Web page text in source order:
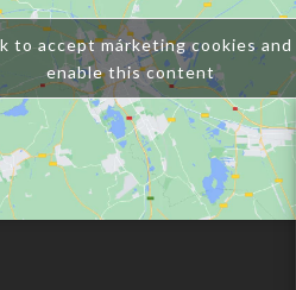
to accept márketing cookies and
enable this content